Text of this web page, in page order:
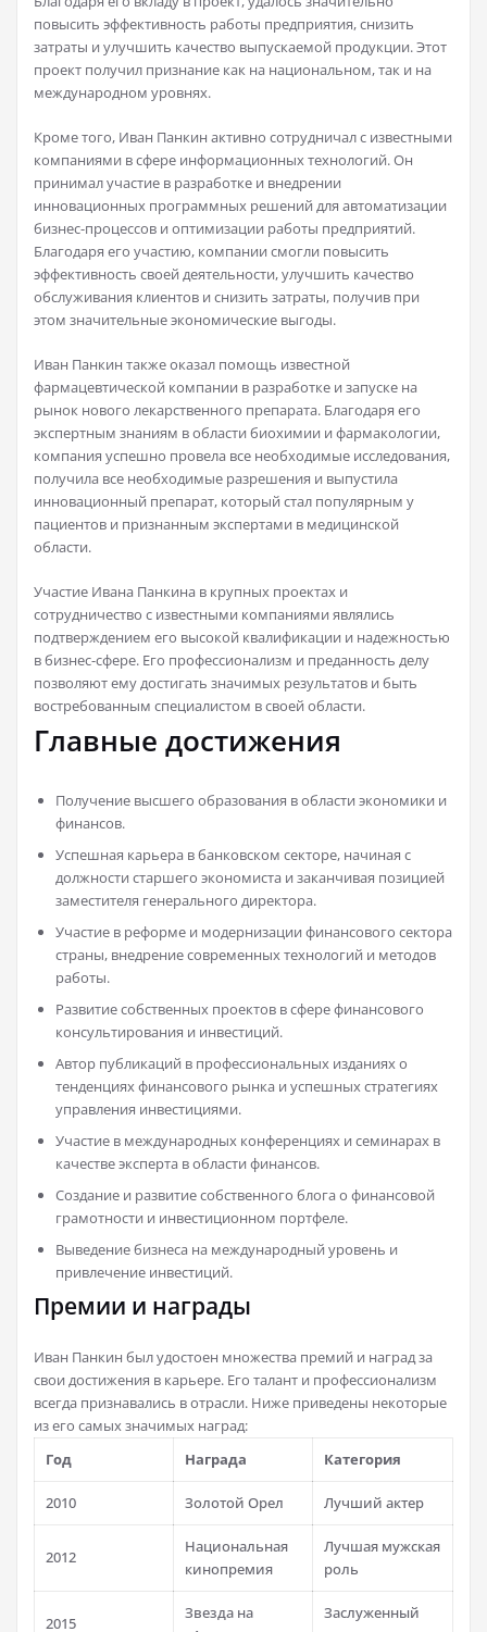
повысить эффективность работы предприятия, снизить
затраты и улучшить качество выпускаемой продукции. Этот
проект получил признание как на национальном, так и на
международном уровнях.
Кроме того, Иван Панкин активно сотрудничал с известными
компаниями в сфере информационных технологий. Он
принимал участие в разработке и внедрении
инновационных программных решений для автоматизации
бизнес-процессов и оптимизации работы предприятий.
Благодаря его участию, компании смогли повысить
эффективность своей деятельности, улучшить качество
обслуживания клиентов и снизить затраты, получив при
этом значительные экономические выгоды.
Иван Панкин также оказал помощь известной
фармацевтической компании в разработке и запуске на
рынок нового лекарственного препарата. Благодаря его
экспертным знаниям в области биохимии и фармакологии,
компания успешно провела все необходимые исследования,
получила все необходимые разрешения и выпустила
инновационный препарат, который стал популярным у
пациентов и признанным экспертами в медицинской
области.
Участие Ивана Панкина в крупных проектах и
сотрудничество с известными компаниями являлись
подтверждением его высокой квалификации и надежностью
в бизнес-сфере. Его профессионализм и преданность делу
позволяют ему достигать значимых результатов и быть
востребованным специалистом в своей области.
Главные достижения
Получение высшего образования в области экономики и
финансов.
Успешная карьера в банковском секторе, начиная с
должности старшего экономиста и заканчивая позицией
заместителя генерального директора.
Участие в реформе и модернизации финансового сектора
страны, внедрение современных технологий и методов
работы.
Развитие собственных проектов в сфере финансового
консультирования и инвестиций.
Автор публикаций в профессиональных изданиях о
тенденциях финансового рынка и успешных стратегиях
управления инвестициями.
Участие в международных конференциях и семинарах в
качестве эксперта в области финансов.
Создание и развитие собственного блога о финансовой
грамотности и инвестиционном портфеле.
Выведение бизнеса на международный уровень и
привлечение инвестиций.
Премии и награды
Иван Панкин был удостоен множества премий и наград за
свои достижения в карьере. Его талант и профессионализм
всегда признавались в отрасли. Ниже приведены некоторые
из его самых значимых наград:
Год
Награда Категория
2010 Золотой Орел Лучший актер
2012
Национальная
кинопремия
Лучшая мужская
роль
2015
Звезда на
Заслуженный